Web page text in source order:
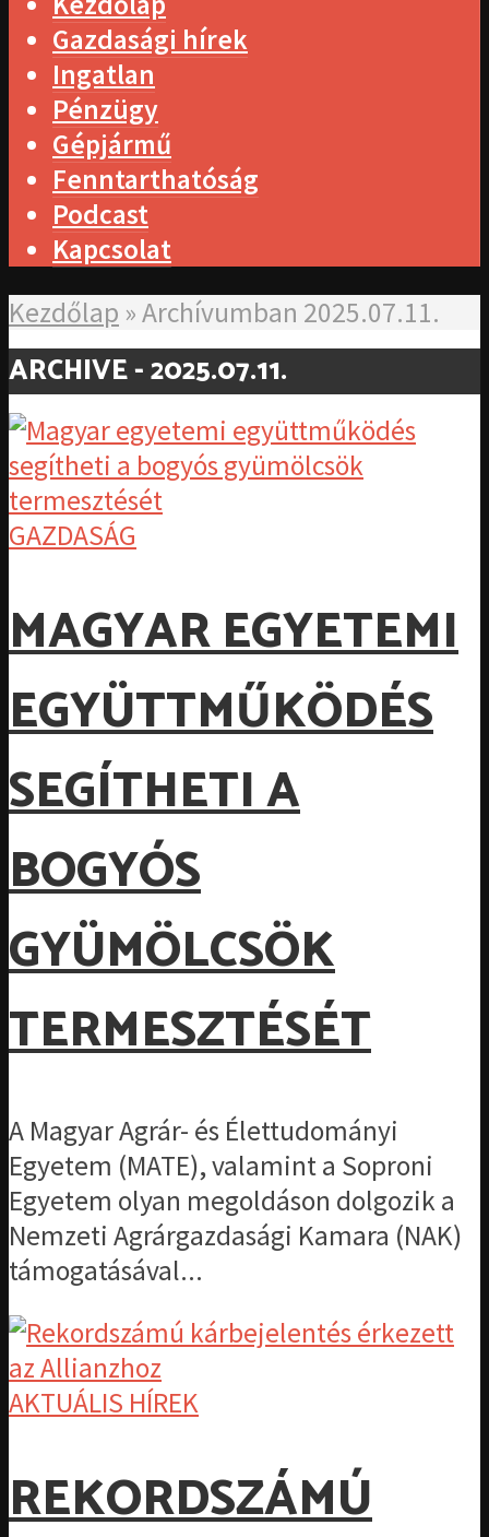
Gazdasági hírek
Ingatlan
Pénzügy
Gépjármű
Fenntarthatóság
Podcast
Kapcsolat
Kezdőlap »Archívumban 2025.07.11.
ARCHIVE - 2025.07.11.
GAZDASÁG
MAGYAR EGYETEMI
EGYÜTTMŰKÖDÉS
SEGÍTHETI A
BOGYÓS
GYÜMÖLCSÖK
TERMESZTÉSÉT
A Magyar Agrár- és Élettudományi
Egyetem (MATE), valamint a Soproni
Egyetem olyan megoldáson dolgozik a
Nemzeti Agrárgazdasági Kamara (NAK)
támogatásával...
AKTUÁLIS HÍREK
REKORDSZÁMÚ